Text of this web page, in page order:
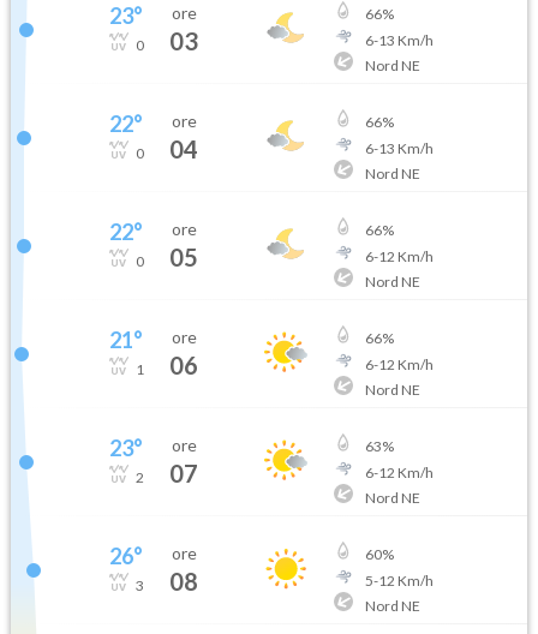
23°
0
ore
03
66%
6-13 Km/h
Nord NE
22°
0
ore
04
66%
6-13 Km/h
Nord NE
22°
0
ore
05
66%
6-12 Km/h
Nord NE
21°
1
ore
06
66%
6-12 Km/h
Nord NE
23°
2
ore
07
63%
6-12 Km/h
Nord NE
26°
3
ore
08
60%
5-12 Km/h
Nord NE